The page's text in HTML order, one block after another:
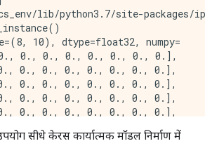
lib/python3.7/site-
10), dtype=float32, numpy=
0., 0., 0., 0., 0., 0., 0.],
0., 0., 0., 0., 0., 0., 0.],
0., 0., 0., 0., 0., 0., 0.],
0., 0., 0., 0., 0., 0., 0.],
0., 0., 0., 0., 0., 0., 0.],
0., 0., 0., 0., 0., 0., 0.],
0., 0., 0., 0., 0., 0., 0.],
सीधे केरस कार्यात्मक मॉडल निर्माण में